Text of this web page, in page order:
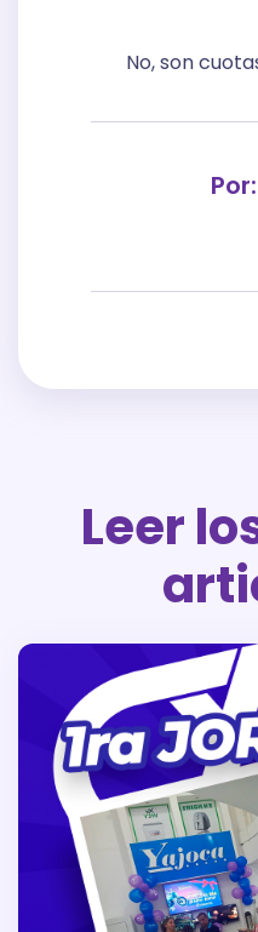
No, son
Leer